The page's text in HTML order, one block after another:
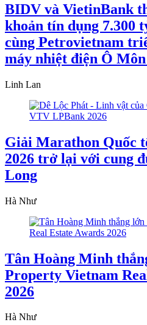
BIDV và VietinBank
khoản tín dụng 7.300
cùng Petrovietnam
máy nhiệt điện Ô
Linh Lan
Giải Marathon Quốc
2026 trở lại với cung
Long
Hà Như
Tân Hoàng Minh
Property Vietnam
2026
Hà Như